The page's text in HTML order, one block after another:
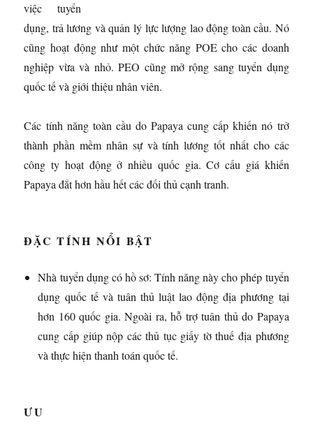
việc tuyển
dụng, trả lương và quản lý lực lượng lao động toàn cầu. Nó
cũng hoạt động như một chức năng POE cho các doanh
nghiệp vừa và nhỏ. PEO cũng mở rộng sang tuyển dụng
quốc tế và giới thiệu nhân viên.
Các tính năng toàn cầu do Papaya cung cấp khiến nó trở
thành phần mềm nhân sự và tính lương tốt nhất cho các
công ty hoạt động ở nhiều quốc gia. Cơ cấu giá khiến
Papaya đắt hơn hầu hết các đối thủ cạnh tranh.
ĐẶC TÍNH NỔI BẬT
Nhà tuyển dụng có hồ sơ: Tính năng này cho phép tuyển
dụng quốc tế và tuân thủ luật lao động địa phương tại
hơn 160 quốc gia. Ngoài ra, hỗ trợ tuân thủ do Papaya
cung cấp giúp nộp các thủ tục giấy tờ thuế địa phương
và thực hiện thanh toán quốc tế.
ƯU